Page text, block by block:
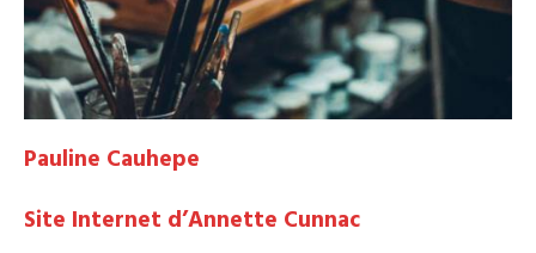
Pauline Cauhepe
Site Internet d’Annette Cunnac